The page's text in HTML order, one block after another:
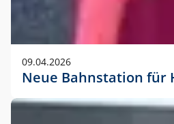
09.04.2026
Neue Bahnstation für